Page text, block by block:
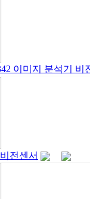
이미지 분석기 비
전센서